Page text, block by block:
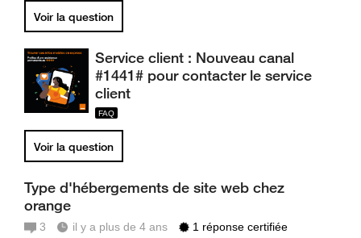
Voir la question
Service client : Nouveau canal
#1441# pour contacter le service
client
Voir la question
Type d'hébergements de site web chez
orange
3 il y a plus de 4 ans 1 réponse certifiée